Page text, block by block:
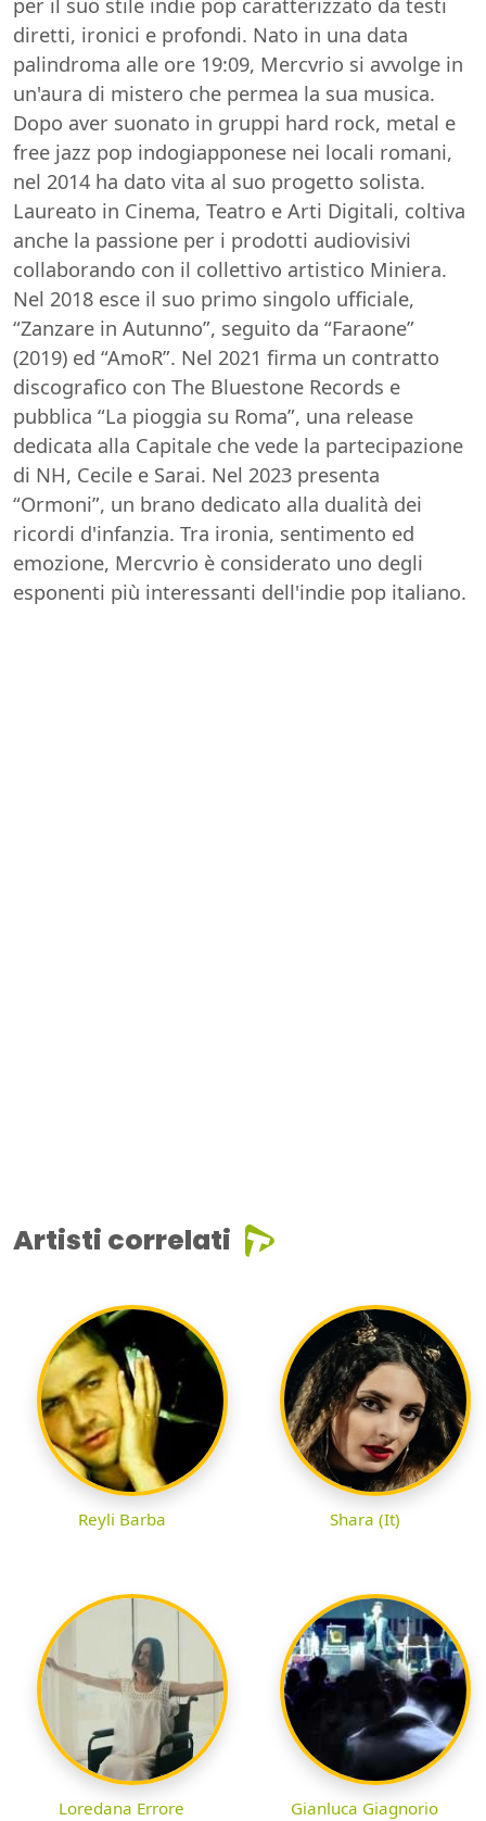
per il suo stile indie pop caratterizzato da testi
diretti, ironici e profondi. Nato in una data
palindroma alle ore 19:09, Mercvrio si avvolge in
un'aura di mistero che permea la sua musica.
Dopo aver suonato in gruppi hard rock, metal e
free jazz pop indogiapponese nei locali romani,
nel 2014 ha dato vita al suo progetto solista.
Laureato in Cinema, Teatro e Arti Digitali, coltiva
anche la passione per i prodotti audiovisivi
collaborando con il collettivo artistico Miniera.
Nel 2018 esce il suo primo singolo ufficiale,
“Zanzare in Autunno”, seguito da “Faraone”
(2019) ed “AmoR”. Nel 2021 firma un contratto
discografico con The Bluestone Records e
pubblica “La pioggia su Roma”, una release
dedicata alla Capitale che vede la partecipazione
di NH, Cecile e Sarai. Nel 2023 presenta
“Ormoni”, un brano dedicato alla dualità dei
ricordi d'infanzia. Tra ironia, sentimento ed
emozione, Mercvrio è considerato uno degli
esponenti più interessanti dell'indie pop italiano.
Artisti correlati
Reyli Barba Shara (It)
Loredana Errore Gianluca Giagnorio